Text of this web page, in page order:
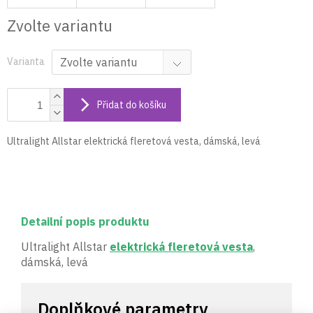
Zvolte variantu
Varianta
Přidat do košíku
Ultralight Allstar elektrická fleretová vesta, dámská, levá
Detailní popis produktu
Ultralight Allstar elektrická fleretová vesta,
dámská, levá